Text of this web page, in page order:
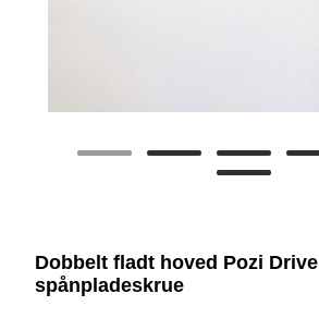
Dobbelt fladt hoved Pozi Drive
spånpladeskrue